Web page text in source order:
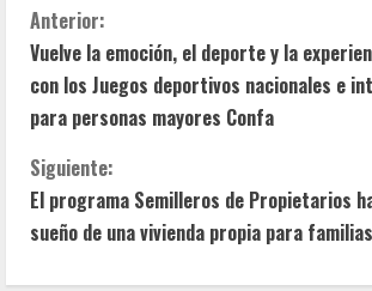
S
i
g
u
e
l
Anterior:
Vuelve la emoción, el deporte y la
con los Juegos deportivos nacionales e
para personas mayores Confa
Siguiente:
El programa Semilleros de Propietarios
sueño de una vivienda propia para